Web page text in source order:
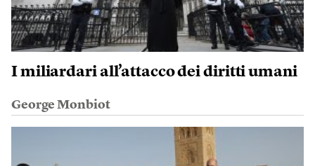
I miliardari all’attacco dei diritti umani
George Monbiot